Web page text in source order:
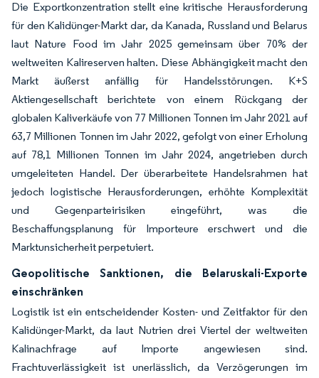
Die Exportkonzentration stellt eine kritische Herausforderung
für den Kalidünger-Markt dar, da Kanada, Russland und Belarus
laut Nature Food im Jahr 2025 gemeinsam über 70% der
weltweiten Kalireserven halten. Diese Abhängigkeit macht den
Markt äußerst anfällig für Handelsstörungen. K+S
Aktiengesellschaft berichtete von einem Rückgang der
globalen Kaliverkäufe von 77 Millionen Tonnen im Jahr 2021 auf
63,7 Millionen Tonnen im Jahr 2022, gefolgt von einer Erholung
auf 78,1 Millionen Tonnen im Jahr 2024, angetrieben durch
umgeleiteten Handel. Der überarbeitete Handelsrahmen hat
jedoch logistische Herausforderungen, erhöhte Komplexität
und Gegenparteirisiken eingeführt, was die
Beschaffungsplanung für Importeure erschwert und die
Marktunsicherheit perpetuiert.
Geopolitische Sanktionen, die Belaruskali-Exporte
einschränken
Logistik ist ein entscheidender Kosten- und Zeitfaktor für den
Kalidünger-Markt, da laut Nutrien drei Viertel der weltweiten
Kalinachfrage auf Importe angewiesen sind.
Frachtuverlässigkeit ist unerlässlich, da Verzögerungen im